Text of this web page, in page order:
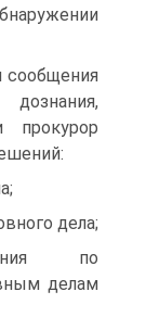
сообщения
прокурор
дела;
по
делам